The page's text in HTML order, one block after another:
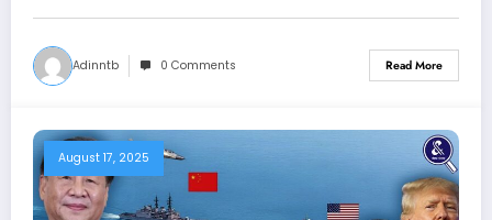
Adinntb 0 Comments Read More
August 17, 2025